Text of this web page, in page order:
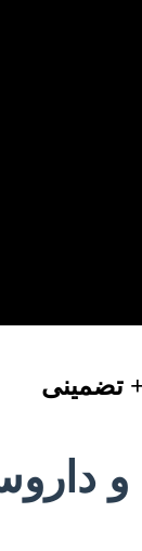
تضمینی
و